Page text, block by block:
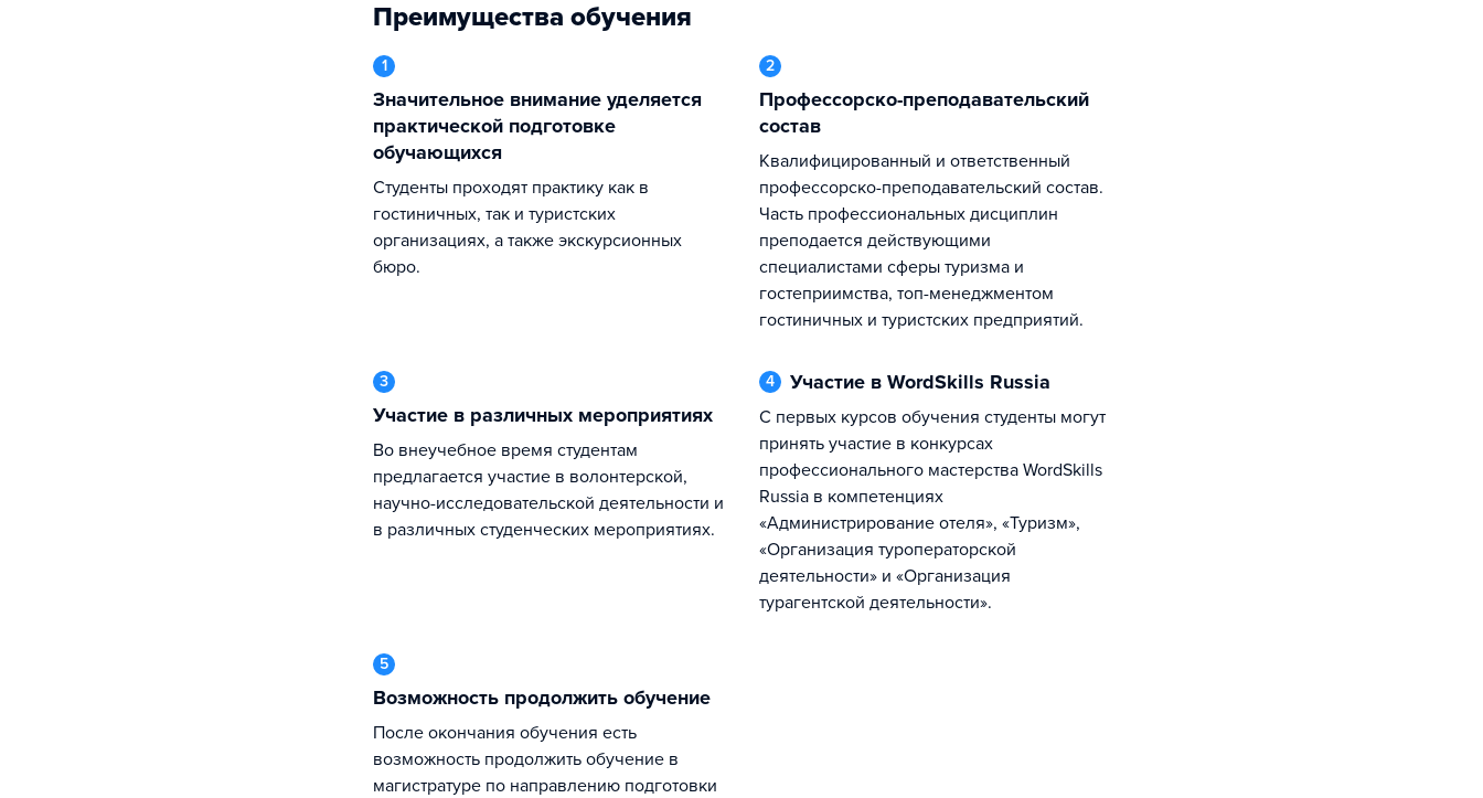
Преимущества обучения
1
Значительное внимание уделяется
практической подготовке
обучающихся
Студенты проходят практику как в
гостиничных, так и туристских
организациях, а также экскурсионных
бюро.
2
Профессорско-преподавательский
состав
Квалифицированный и ответственный
профессорско-преподавательский состав.
Часть профессиональных дисциплин
преподается действующими
специалистами сферы туризма и
гостеприимства, топ-менеджментом
гостиничных и туристских предприятий.
3
Участие в различных мероприятиях
Во внеучебное время студентам
предлагается участие в волонтерской,
научно-исследовательской деятельности и
в различных студенческих мероприятиях.
4 Участие в WordSkills Russia
С первых курсов обучения студенты могут
принять участие в конкурсах
профессионального мастерства WordSkills
Russia в компетенциях
«Администрирование отеля», «Туризм»,
«Организация туроператорской
деятельности» и «Организация
турагентской деятельности».
5
Возможность продолжить обучение
После окончания обучения есть
возможность продолжить обучение в
магистратуре по направлению подготовки